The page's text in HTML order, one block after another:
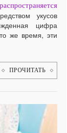
укусов
цифра
же время, эти
ПРОЧИТАТЬ